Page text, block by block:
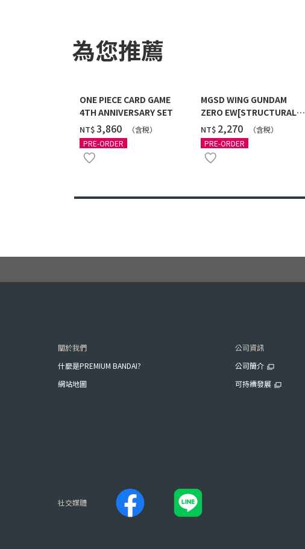
為您推薦
ONE PIECE CARD GAME
4TH ANNIVERSARY SET
NT$‌3,860
（含税）
PRE-ORDER
MGSD WING GUNDAM
ZERO EW[STRUCTURAL
COATING/BLACK] [2026年
12月發送]
NT$ ‌2,270
（含税）
PRE-ORDER
關於我們
什麼是PREMIUM BANDAI?
網站地圖
公司資訊
公司簡介
可持續發展
社交媒體